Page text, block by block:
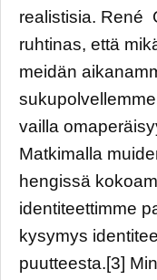
realistisia. René
ruhtinas, että
meidän
vailla
Matkimalla
hengissä
identiteettimme
kysymys
puutteesta.[3]